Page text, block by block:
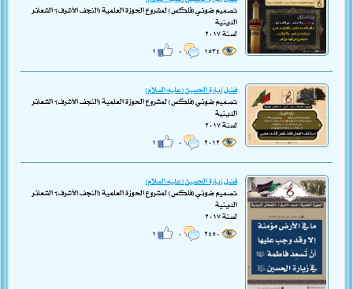
تصميم ضوئي (فلكس) لمشروع الحوزة العلمية (النجف الأشرف)- الشعائر
الدينية
لسنة ٢٠١٧
فضل زيارة الحسين (عليه السلام)
تصميم ضوئي (فلكس) لمشروع الحوزة العلمية (النجف الأشرف)- الشعائر
الدينية
لسنة ٢٠١٧
فضل زيارة الحسين (عليه السلام)
تصميم ضوئي (فلكس) لمشروع الحوزة العلمية (النجف الأشرف)- الشعائر
الدينية
لسنة ٢٠١٧